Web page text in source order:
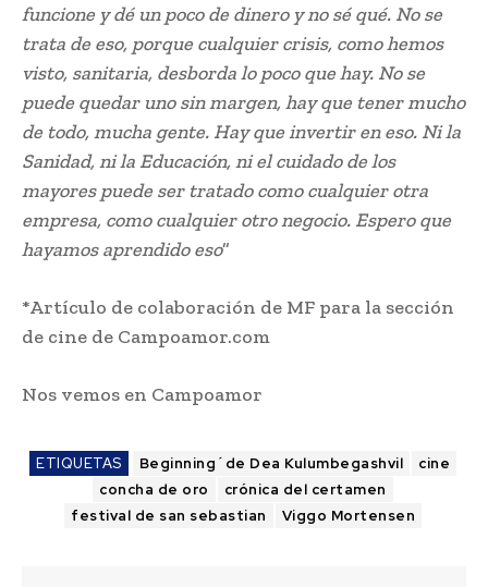
funcione y dé un poco de dinero y no sé qué. No se
trata de eso, porque cualquier crisis, como hemos
visto, sanitaria, desborda lo poco que hay. No se
puede quedar uno sin margen, hay que tener mucho
de todo, mucha gente. Hay que invertir en eso. Ni la
Sanidad, ni la Educación, ni el cuidado de los
mayores puede ser tratado como cualquier otra
empresa, como cualquier otro negocio. Espero que
hayamos aprendido eso”
*Artículo de colaboración de MF para la sección
de cine de Campoamor.com
Nos vemos en Campoamor
ETIQUETAS Beginning´de Dea Kulumbegashvil
cine
concha de oro
crónica del certamen
festival de san sebastian
Viggo Mortensen